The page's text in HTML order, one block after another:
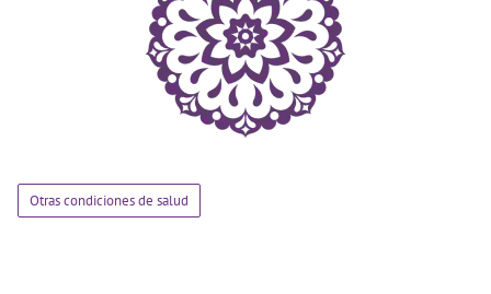
Otras condiciones de salud